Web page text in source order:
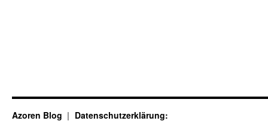
Azoren Blog Datenschutzerklärung: